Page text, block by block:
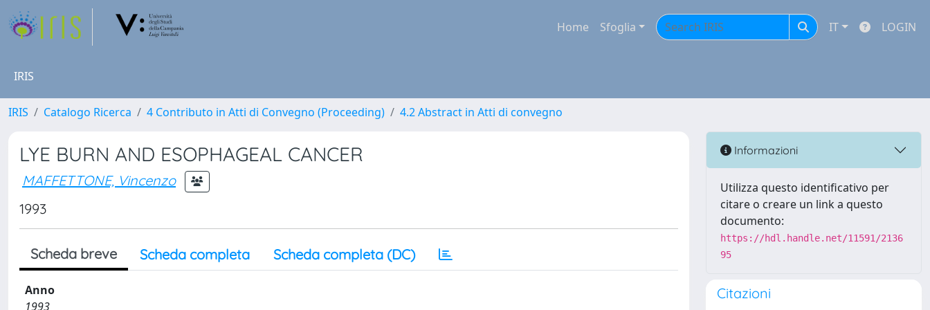
Home Sfoglia IT LOGIN
IRIS
IRIS Catalogo Ricerca 4 Contributo in Atti di Convegno (Proceeding) 4.2 Abstract in Atti di convegno
LYE BURN AND ESOPHAGEAL CANCER
MAFFETTONE, Vincenzo
1993
Scheda breve Scheda completa Scheda completa (DC)
Anno
1993
Informazioni
Utilizza questo identificativo per
citare o creare un link a questo
documento:
https://hdl.handle.net/11591/2136
95
Citazioni